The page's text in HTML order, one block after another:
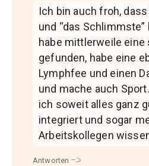
Ich bin auch froh,
und “das
habe mittlerweile eine
gefunden, habe eine
Lymphfee und einen
und mache auch
ich soweit alles ganz
integriert und sogar
Arbeitskollegen
Antworten